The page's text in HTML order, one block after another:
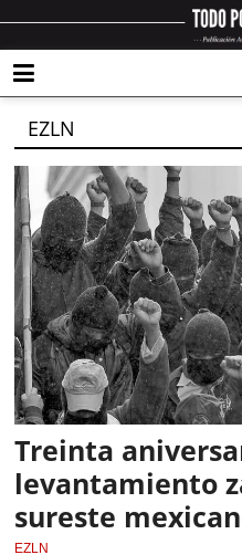
EZLN
Treinta
levantamiento
sureste
EZLN